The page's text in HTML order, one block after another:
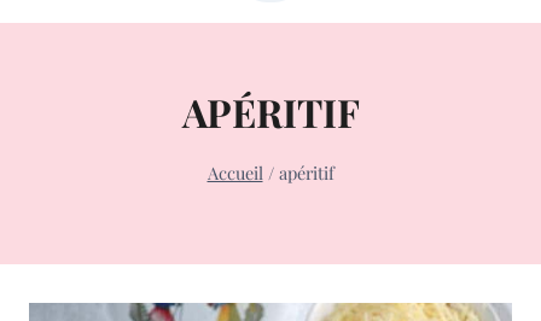
APÉRITIF
Accueil / apéritif